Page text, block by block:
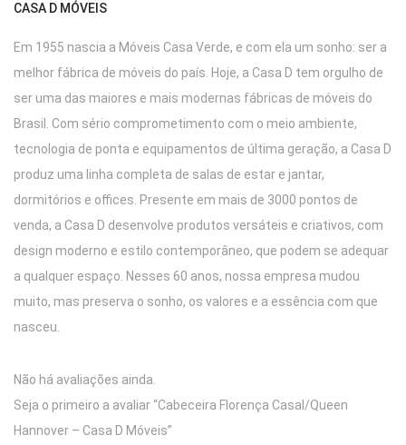
CASA D MÓVEIS
Em 1955 nascia a Móveis Casa Verde, e com ela um sonho: ser a
melhor fábrica de móveis do país. Hoje, a Casa D tem orgulho de
ser uma das maiores e mais modernas fábricas de móveis do
Brasil. Com sério comprometimento com o meio ambiente,
tecnologia de ponta e equipamentos de última geração, a Casa D
produz uma linha completa de salas de estar e jantar,
dormitórios e offices. Presente em mais de 3000 pontos de
venda, a Casa D desenvolve produtos versáteis e criativos, com
design moderno e estilo contemporâneo, que podem se adequar
a qualquer espaço. Nesses 60 anos, nossa empresa mudou
muito, mas preserva o sonho, os valores e a essência com que
nasceu.
Não há avaliações ainda.
Seja o primeiro a avaliar “Cabeceira Florença Casal/Queen
Hannover – Casa D Móveis”